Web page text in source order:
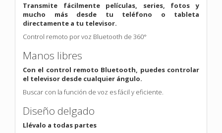
Transmite fácilmente películas, series, fotos y
mucho más desde tu teléfono o tableta
directamente a tu televisor.
Control remoto por voz Bluetooth de 360°
Manos libres
Con el control remoto Bluetooth, puedes controlar
el televisor desde cualquier ángulo.
Buscar con la función de voz es fácil y eficiente.
Diseño delgado
Llévalo a todas partes